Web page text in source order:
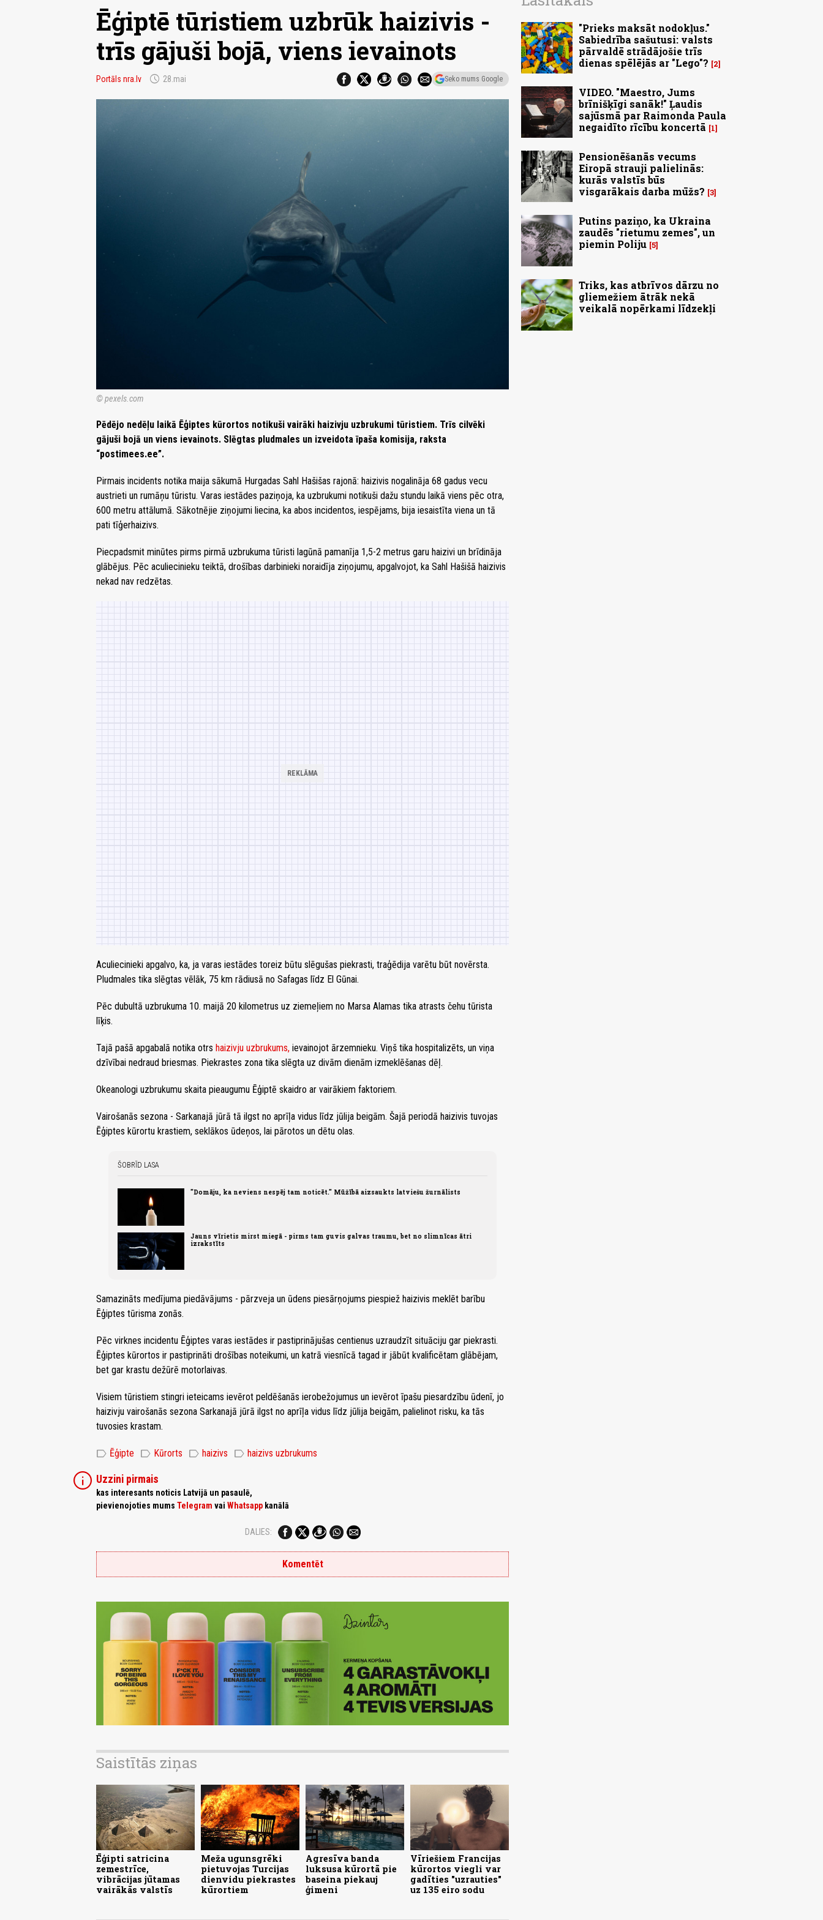
Ēģiptē tūristiem uzbrūk haizivis -
trīs gājuši bojā, viens ievainots
Portāls nra.lv schedule 28.mai Seko mums Google
© pexels.com
Pēdējo nedēļu laikā Ēģiptes kūrortos notikuši vairāki haizivju uzbrukumi tūristiem. Trīs cilvēki
gājuši bojā un viens ievainots. Slēgtas pludmales un izveidota īpaša komisija, raksta
“postimees.ee”.
Pirmais incidents notika maija sākumā Hurgadas Sahl Hašišas rajonā: haizivis nogalināja 68 gadus vecu
austrieti un rumāņu tūristu. Varas iestādes paziņoja, ka uzbrukumi notikuši dažu stundu laikā viens pēc otra,
600 metru attālumā. Sākotnējie ziņojumi liecina, ka abos incidentos, iespējams, bija iesaistīta viena un tā
pati tīģerhaizivs.
Piecpadsmit minūtes pirms pirmā uzbrukuma tūristi lagūnā pamanīja 1,5-2 metrus garu haizivi un brīdināja
glābējus. Pēc aculiecinieku teiktā, drošības darbinieki noraidīja ziņojumu, apgalvojot, ka Sahl Hašišā haizivis
nekad nav redzētas.
Aculiecinieki apgalvo, ka, ja varas iestādes toreiz būtu slēgušas piekrasti, traģēdija varētu būt novērsta.
Pludmales tika slēgtas vēlāk, 75 km rādiusā no Safagas līdz El Gūnai.
Pēc dubultā uzbrukuma 10. maijā 20 kilometrus uz ziemeļiem no Marsa Alamas tika atrasts čehu tūrista
līķis.
Tajā pašā apgabalā notika otrs haizivju uzbrukums, ievainojot ārzemnieku. Viņš tika hospitalizēts, un viņa
dzīvībai nedraud briesmas. Piekrastes zona tika slēgta uz divām dienām izmeklēšanas dēļ.
Okeanologi uzbrukumu skaita pieaugumu Ēģiptē skaidro ar vairākiem faktoriem.
Vairošanās sezona - Sarkanajā jūrā tā ilgst no aprīļa vidus līdz jūlija beigām. Šajā periodā haizivis tuvojas
Ēģiptes kūrortu krastiem, seklākos ūdeņos, lai pārotos un dētu olas.
ŠOBRĪD LASA
"Domāju, ka neviens nespēj tam noticēt." Mūžībā aizsaukts latviešu žurnālists
Jauns vīrietis mirst miegā - pirms tam guvis galvas traumu, bet no slimnīcas ātri
izrakstīts
Samazināts medījuma piedāvājums - pārzveja un ūdens piesārņojums piespiež haizivis meklēt barību
Ēģiptes tūrisma zonās.
Pēc virknes incidentu Ēģiptes varas iestādes ir pastiprinājušas centienus uzraudzīt situāciju gar piekrasti.
Ēģiptes kūrortos ir pastiprināti drošības noteikumi, un katrā viesnīcā tagad ir jābūt kvalificētam glābējam,
bet gar krastu dežūrē motorlaivas.
Visiem tūristiem stingri ieteicams ievērot peldēšanās ierobežojumus un ievērot īpašu piesardzību ūdenī, jo
haizivju vairošanās sezona Sarkanajā jūrā ilgst no aprīļa vidus līdz jūlija beigām, palielinot risku, ka tās
tuvosies krastam.
label Ēģipte label Kūrorts label haizivs label haizivs uzbrukums
info Uzzini pirmais
kas interesants noticis Latvijā un pasaulē,
pievienojoties mums Telegram vai Whatsapp kanālā
DALIES:
Komentēt
Saistītās ziņas
Ēģipti satricina
zemestrīce,
vibrācijas jūtamas
vairākās valstīs
Meža ugunsgrēki
pietuvojas Turcijas
dienvidu piekrastes
kūrortiem
Agresīva banda
luksusa kūrortā pie
baseina piekauj
ģimeni
Vīriešiem Francijas
kūrortos viegli var
gadīties "uzrauties"
uz 135 eiro sodu
"Prieks maksāt nodokļus."
Sabiedrība sašutusi: valsts
pārvaldē strādājošie trīs
dienas spēlējās ar "Lego"?
2
VIDEO. "Maestro, Jums
brīnišķīgi sanāk!" Ļaudis
sajūsmā par Raimonda Paula
negaidīto rīcību koncertā
1
Pensionēšanās vecums
Eiropā strauji palielinās:
kurās valstīs būs
visgarākais darba mūžs? 3
Putins paziņo, ka Ukraina
zaudēs "rietumu zemes", un
piemin Poliju 5
Triks, kas atbrīvos dārzu no
gliemežiem ātrāk nekā
veikalā nopērkami līdzekļi